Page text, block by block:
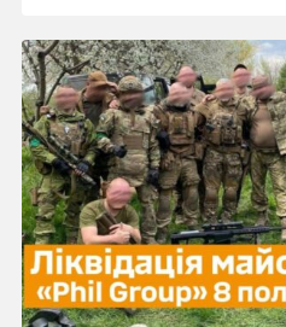
17:34, 23.06.2026